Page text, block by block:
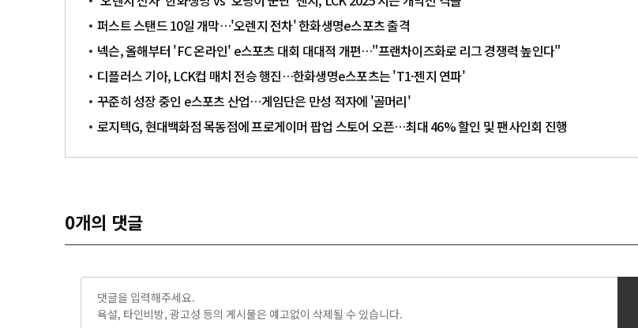
퍼스트 스탠드 10일 개막…'오렌지 전차' 한화생명e스포츠 출격
넥슨, 올해부터 'FC 온라인' e스포츠 대회 대대적 개편…"프랜차이즈화로 리그 경쟁력 높인다"
디플러스 기아, LCK컵 매치 전승 행진…한화생명e스포츠는 'T1·젠지 연파'
꾸준히 성장 중인 e스포츠 산업…게임단은 만성 적자에 '골머리'
로지텍G, 현대백화점 목동점에 프로게이머 팝업 스토어 오픈…최대 46% 할인 및 팬사인회 진행
0개의 댓글